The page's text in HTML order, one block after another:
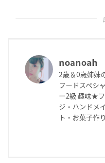
noanoah
2歳＆0歳姉妹
フードスペシ
ー2級 趣味★
ジ・ハンドメ
ト・お菓子作り